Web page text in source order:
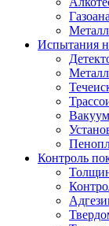
Испытания
Контроль